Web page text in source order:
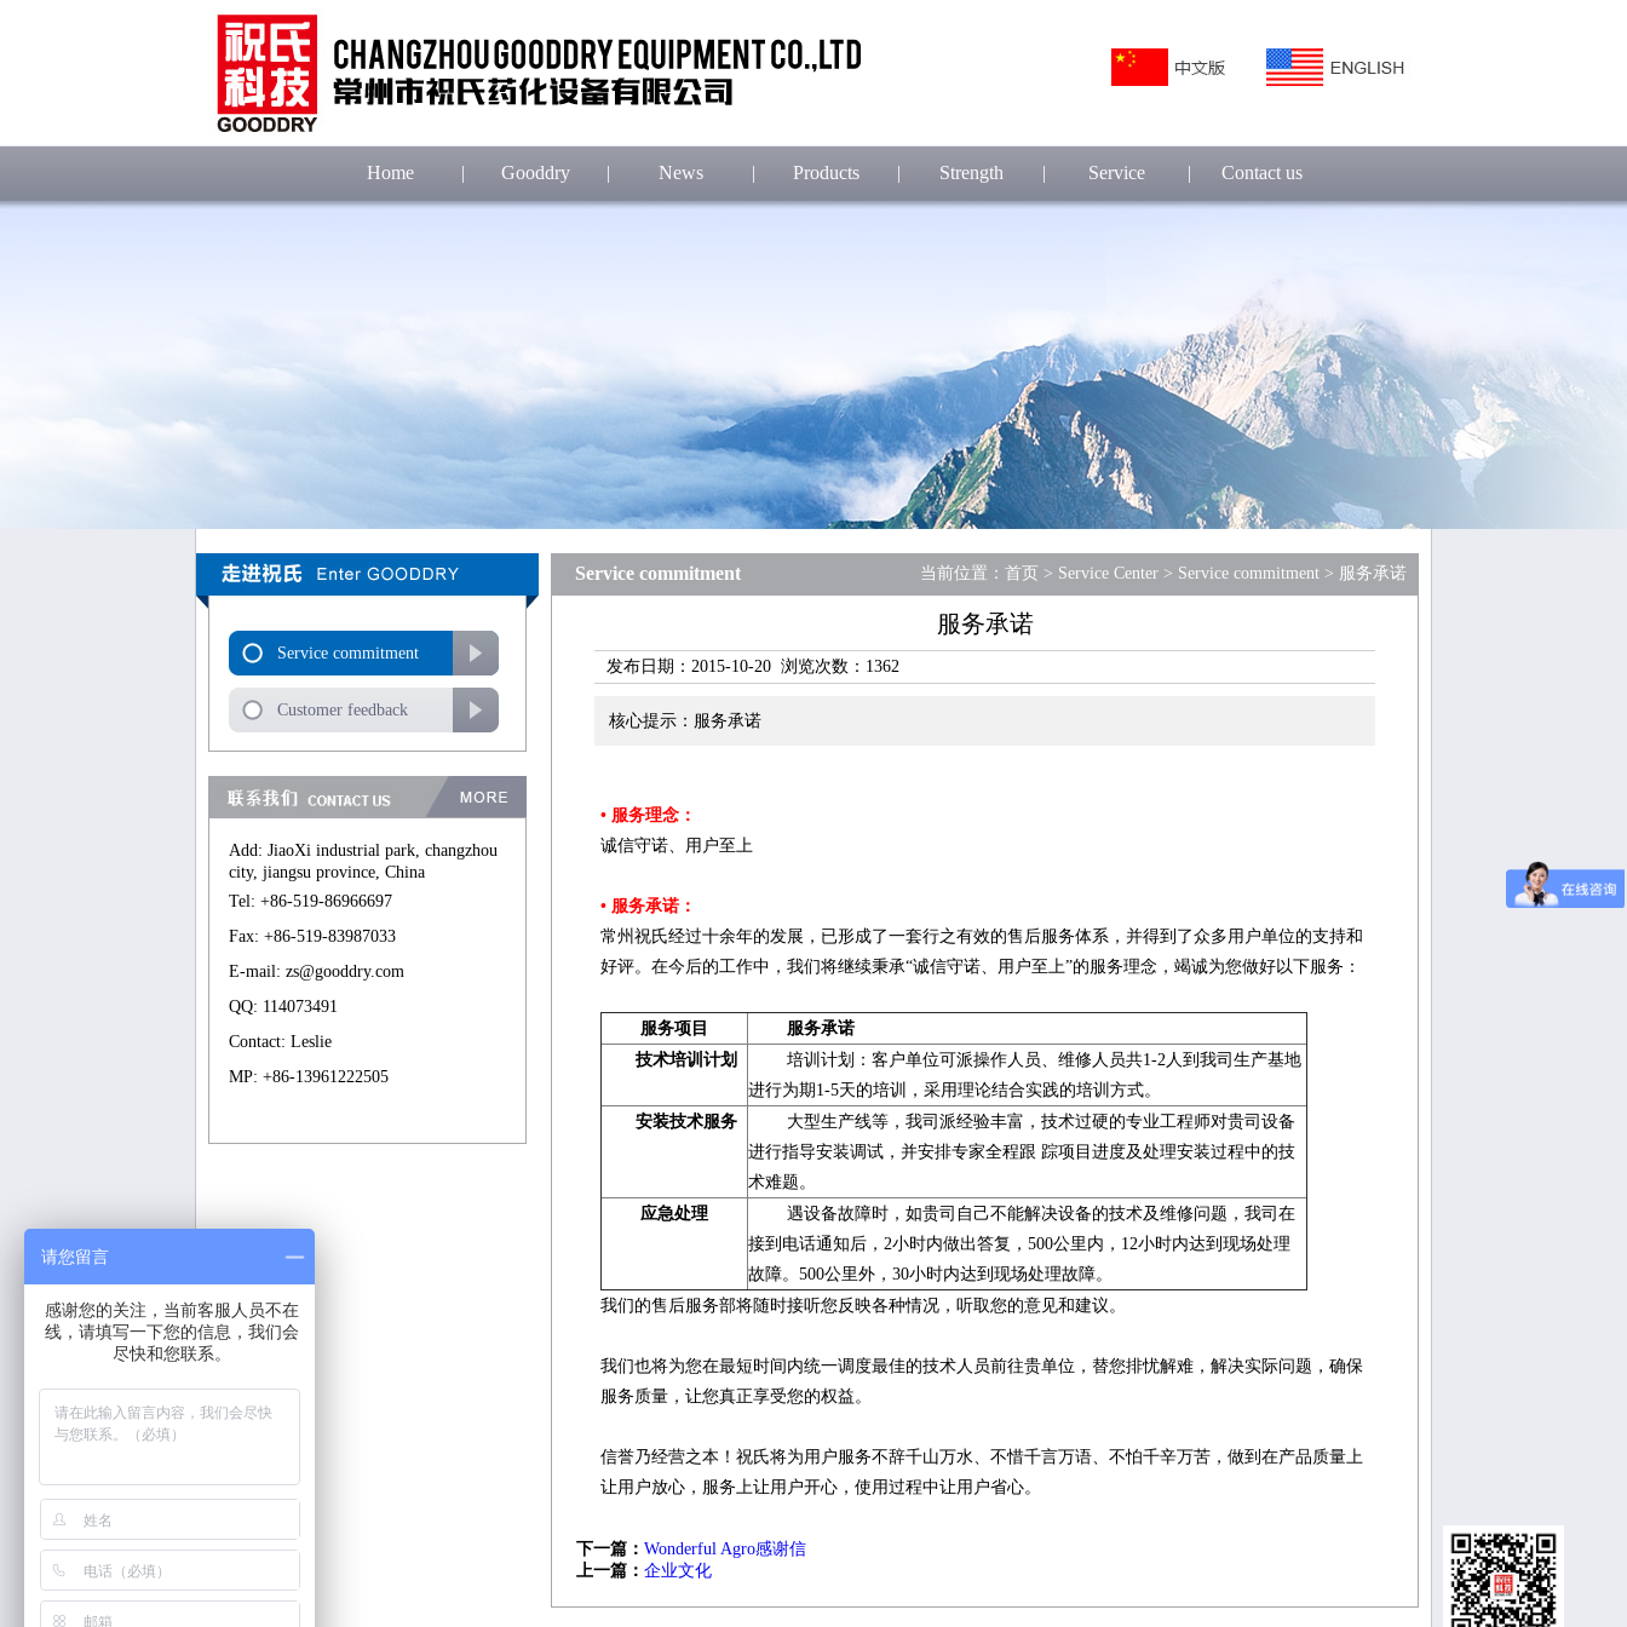
Home | Gooddry | News | Products | Strength | Service | Contact us
Service commitment
Customer feedback
Add: JiaoXi industrial park, changzhou
city, jiangsu province, China
Tel: +86-519-86966697
Fax: +86-519-83987033
E-mail: zs@gooddry.com
QQ: 114073491
Contact: Leslie
MP: +86-13961222505
Service commitment 当前位置： 首页 > Service Center > Service commitment > 服务承诺
服务承诺
发布日期：2015-10-20 浏览次数： 1362
核心提示：服务承诺
• 服务理念：
诚信守诺、用户至上
• 服务承诺：
常州祝氏经过十余年的发展，已形成了一套行之有效的售后服务体系，并得到了众多用户单位的支持和
好评。在今后的工作中，我们将继续秉承“诚信守诺、用户至上”的服务理念，竭诚为您做好以下服务：
服务项目
服务承诺
技术培训计划
培训计划：客户单位可派操作人员、维修人员共1-2人到我司生产基地
进行为期1-5天的培训，采用理论结合实践的培训方式。
安装技术服务
大型生产线等，我司派经验丰富，技术过硬的专业工程师对贵司设备
进行指导安装调试，并安排专家全程跟 踪项目进度及处理安装过程中的技
术难题。
应急处理
遇设备故障时，如贵司自己不能解决设备的技术及维修问题，我司在
接到电话通知后，2小时内做出答复，500公里内，12小时内达到现场处理
故障。500公里外，30小时内达到现场处理故障。
我们的售后服务部将随时接听您反映各种情况，听取您的意见和建议。
我们也将为您在最短时间内统一调度最佳的技术人员前往贵单位，替您排忧解难，解决实际问题，确保
服务质量，让您真正享受您的权益。
信誉乃经营之本！祝氏将为用户服务不辞千山万水、不惜千言万语、不怕千辛万苦，做到在产品质量上
让用户放心，服务上让用户开心，使用过程中让用户省心。
下一篇： Wonderful Agro感谢信
上一篇： 企业文化
请您留言
感谢您的关注，当前客服人员不在
线，请填写一下您的信息，我们会
尽快和您联系。